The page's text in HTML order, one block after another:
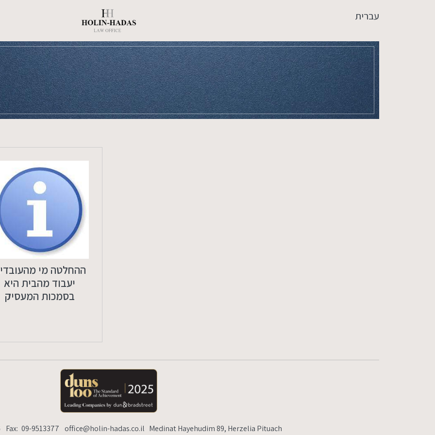
עברית
hadas.co.il Medinat Hayehudim 89, Herzelia Pituach
ההחלטה מי
יעבוד מהבית היא
בסמכות המעסיק
Fax: 09-9513377 office@holin-hadas.co.il Medinat Hayehudim 89, Herzelia Pituach